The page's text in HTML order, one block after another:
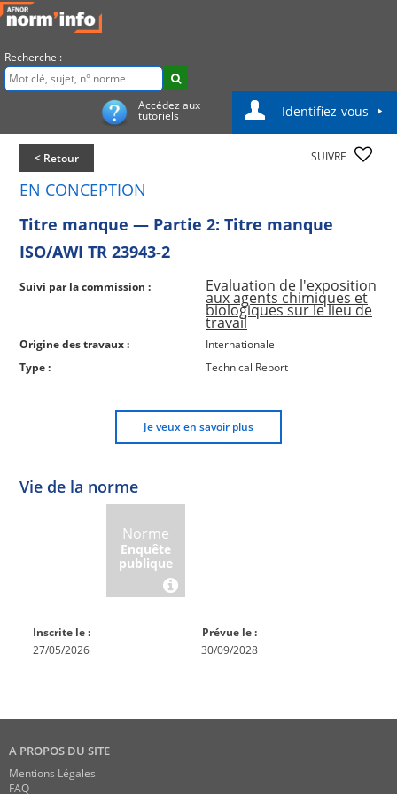
Recherche :
Accédez aux
tutoriels Identifiez-vous
< Retour SUIVRE
EN CONCEPTION
Titre manque — Partie 2: Titre manque
ISO/AWI TR 23943-2
Suivi par la commission : Evaluation de l'exposition
aux agents chimiques et
biologiques sur le lieu de
travail
Origine des travaux :
Internationale
Type :
Technical Report
Je veux en savoir plus
Vie de la norme
Inscrite le :
27/05/2026
Norme
Enquête
publique
Prévue le :
30/09/2028
A PROPOS DU SITE
Mentions Légales
FAQ